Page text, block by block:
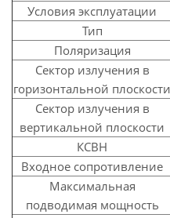
Условия эксплуатации
Тип
Поляризация
Сектор излучения в
горизонтальной плоскости
Сектор излучения в
вертикальной плоскости
КСВН
Входное сопротивление
Максимальная
подводимая мощность